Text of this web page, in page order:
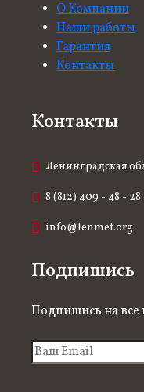
О Компании
Наши работы
Гарантия
Контакты
Контакты
Ленинградская
8 (812) 409 - 48 - 28
info@lenmet.org
Подпишись
Подпишись на